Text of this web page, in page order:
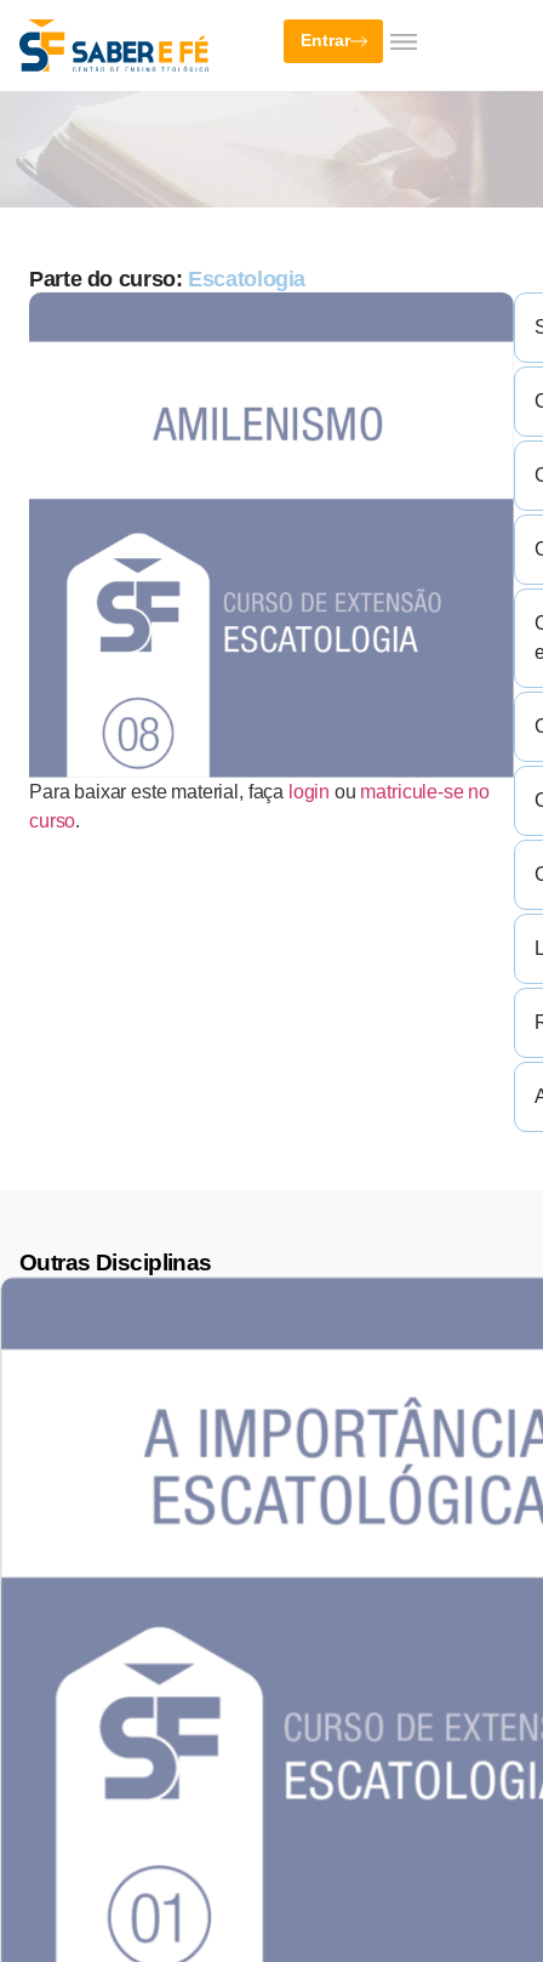
Entrar
Parte do curso: Escatologia
Para baixar este material, faça login ou matricule-se no
curso.
Outras Disciplinas